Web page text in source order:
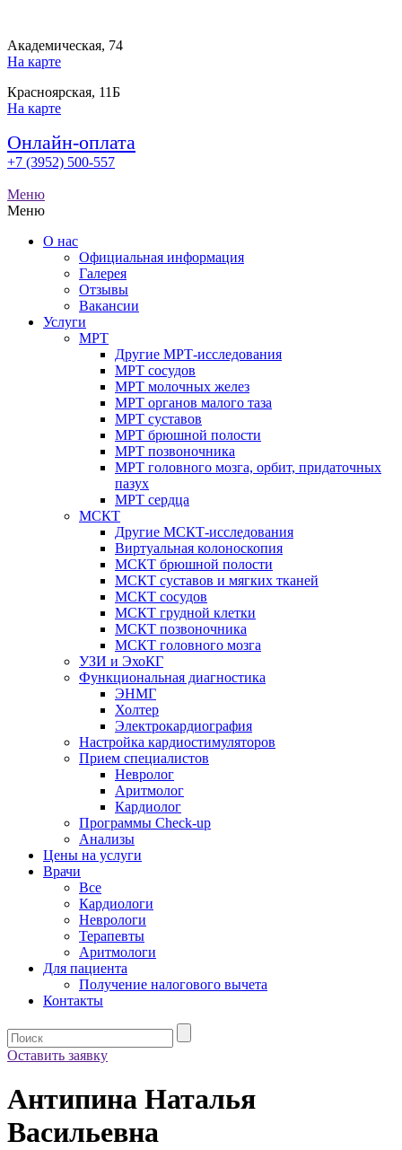
Академическая, 74
На карте
Красноярская, 11Б
На карте
Онлайн-оплата
+7 (3952) 500-557
Меню
Меню
О нас
Официальная информация
Галерея
Отзывы
Вакансии
Услуги
МРТ
Другие МРТ-исследования
МРТ сосудов
МРТ молочных желез
МРТ органов малого таза
МРТ суставов
МРТ брюшной полости
МРТ позвоночника
МРТ головного мозга, орбит, придаточных
пазух
МРТ сердца
МСКТ
Другие МСКТ-исследования
Виртуальная колоноскопия
МСКТ брюшной полости
МСКТ суставов и мягких тканей
МСКТ сосудов
МСКТ грудной клетки
МСКТ позвоночника
МСКТ головного мозга
УЗИ и ЭхоКГ
Функциональная диагностика
ЭНМГ
Холтер
Электрокардиография
Настройка кардиостимуляторов
Прием специалистов
Невролог
Аритмолог
Кардиолог
Программы Check-up
Анализы
Цены на услуги
Врачи
Все
Кардиологи
Неврологи
Терапевты
Аритмологи
Для пациента
Получение налогового вычета
Контакты
Оставить заявку
Антипина Наталья
Васильевна